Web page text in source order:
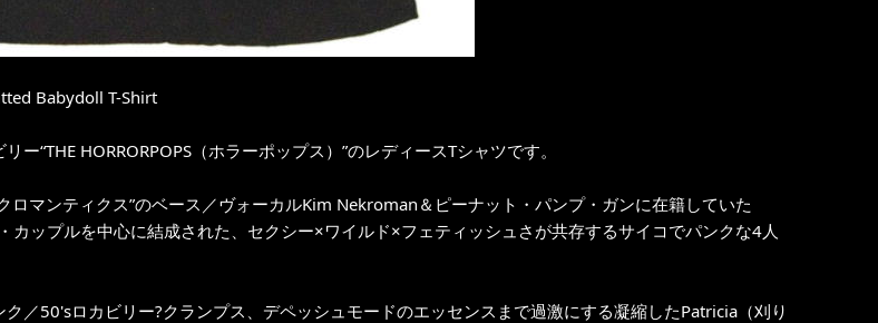
Babydoll T-Shirt
ー“THE HORRORPOPS（ホラーポップス）”のレディースTシャツです。
ロマンティクス”のベース／ヴォーカルKim Nekroman＆ピーナット・パンプ・ガンに在籍していた
カップルを中心に結成された、セクシー×ワイルド×フェティッシュさが共存するサイコでパンクな4人
／50'sロカビリー?クランプス、デペッシュモードのエッセンスまで過激にする凝縮したPatricia（刈り